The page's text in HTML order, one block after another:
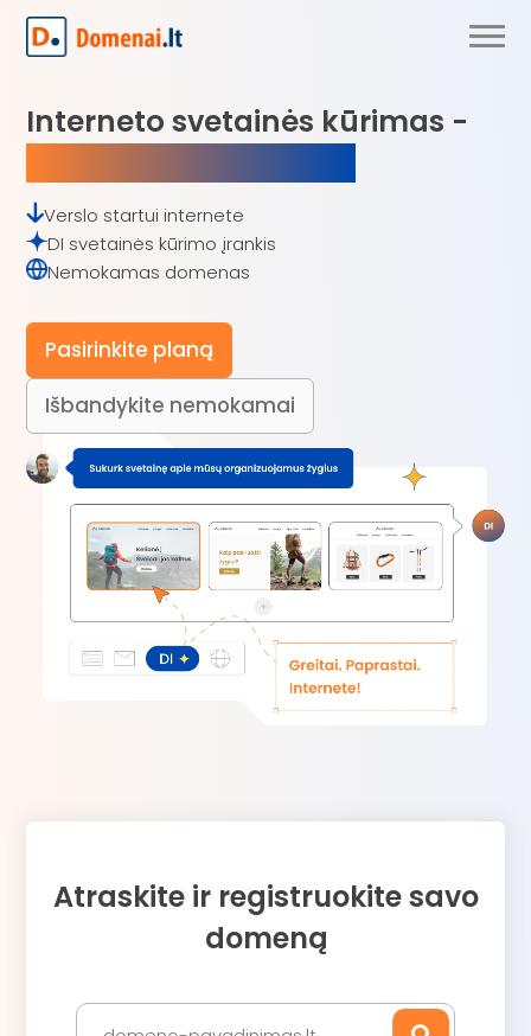
Interneto svetainės kūrimas -
Verslo startui internete
DI svetainės kūrimo įrankis
Nemokamas domenas
Pasirinkite planą
Išbandykite nemokamai
Atraskite ir registruokite savo
domeną